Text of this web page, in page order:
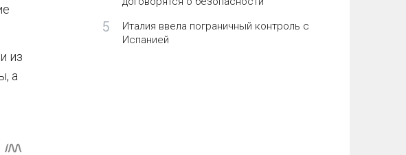
из
а
5
Италия ввела пограничный контроль с
Испанией